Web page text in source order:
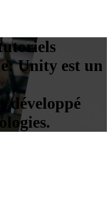
Unity est un
développé